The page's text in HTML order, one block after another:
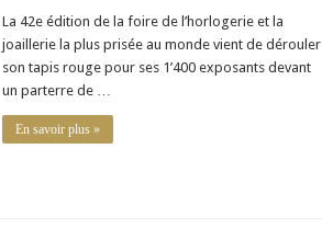
2014
ses
portes
sous
La 42e édition de la foire de l’horlogerie et la
joaillerie la plus prisée au monde vient de dérouler
son tapis rouge pour ses 1’400 exposants devant
un parterre de …
En savoir plus »